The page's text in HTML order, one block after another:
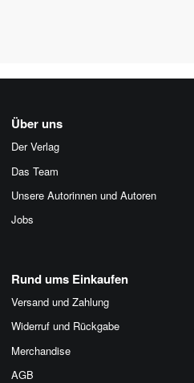
Über uns
Der Verlag
Das Team
Unsere Autorinnen und Autoren
Jobs
Rund ums Einkaufen
Versand und Zahlung
Widerruf und Rückgabe
Merchandise
AGB